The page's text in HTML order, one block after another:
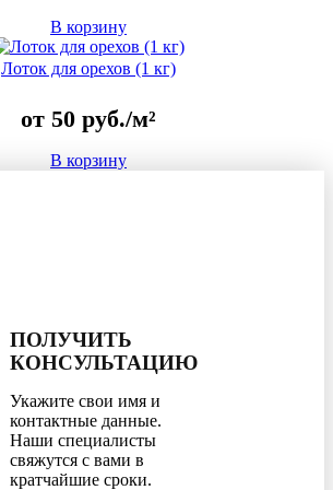
В корзину
Лоток для орехов (1 кг)
от 50 руб./м²
В корзину
ПОЛУЧИТЬ
КОНСУЛЬТАЦИЮ
Укажите свои имя и
контактные данные.
Наши специалисты
свяжутся с вами в
кратчайшие сроки.